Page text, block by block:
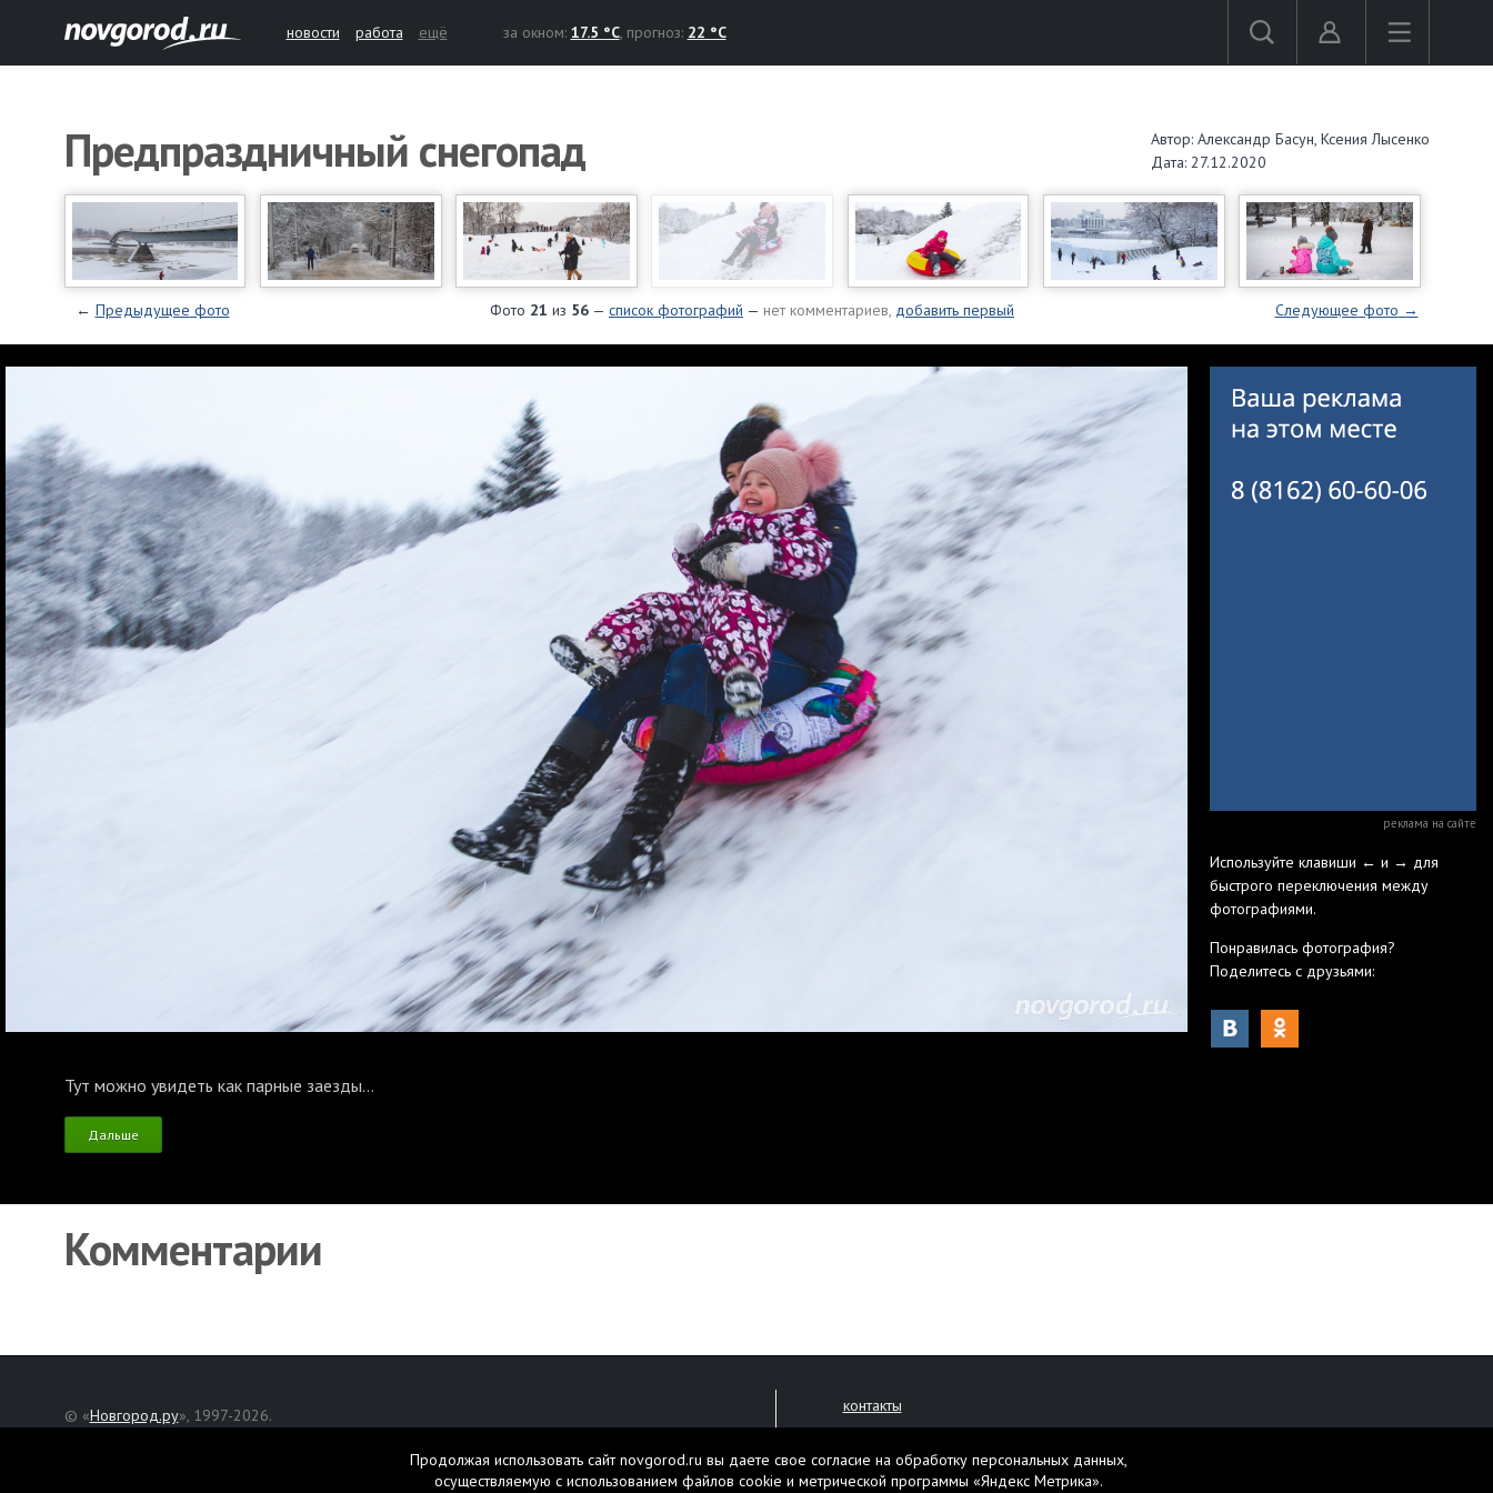
новости работа ещё за окном: 17.5 °C, прогноз: 22 °C
Предпраздничный снегопад
Автор: Александр Басун, Ксения Лысенко
Дата: 27.12.2020
Фото 21 из 56 — список фотографий — нет комментариев, добавить первый Следующее фото →
← Предыдущее фото
Тут можно увидеть как парные заезды...
Дальше
реклама на сайте
Используйте клавиши ← и → для
быстрого переключения между
фотографиями.
Понравилась фотография?
Поделитесь с друзьями:
Комментарии
© «Новгород.ру», 1997-2026.
Републикация текстов, фотографий и другой информации разрешена только с письменного
контакты
политика обработки персональных данных
Продолжая использовать сайт novgorod.ru вы даете свое согласие на обработку персональных данных,
осуществляемую с использованием файлов cookie и метрической программы «Яндекс Метрика».